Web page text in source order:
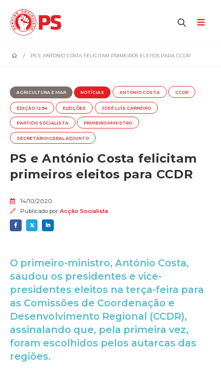
PS E ANTÓNIO COSTA FELICITAM PRIMEIROS ELEITOS PARA CCDR
AGRICULTURA E MAR NOTÍCIAS ANTÓNIO COSTA CCDR
EDIÇÃO 1294 ELEIÇÕES JOSÉ LUÍS CARNEIRO
PARTIDO SOCIALISTA PRIMEIRO-MINISTRO
SECRETÁRIO-GERAL ADJUNTO
PS e António Costa felicitam
primeiros eleitos para CCDR
14/10/2020
Publicado por Acção Socialista
O primeiro-ministro, António Costa,
saudou os presidentes e vice-
presidentes eleitos na terça-feira para
as Comissões de Coordenação e
Desenvolvimento Regional (CCDR),
assinalando que, pela primeira vez,
foram escolhidos pelos autarcas das
regiões.